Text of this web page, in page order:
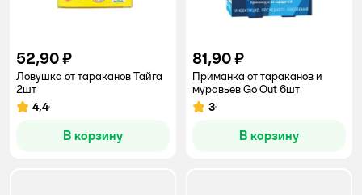
52,90 ₽
Ловушка от тараканов Тайга
2шт
Рейтинг:
4,4
В корзину
81,90 ₽
Приманка от тараканов и
муравьев Go Out 6шт
Рейтинг:
3
В корзину